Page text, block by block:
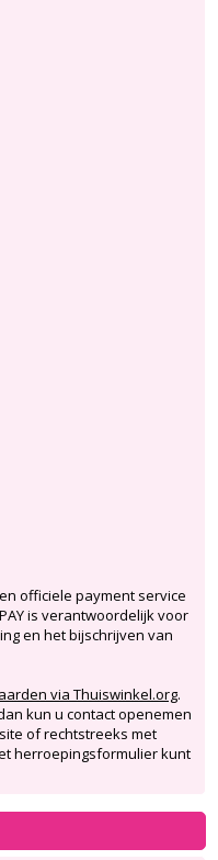
officiele payment service
is verantwoordelijk voor
en het bijschrijven van
via Thuiswinkel.org.
kun u contact openemen
of rechtstreeks met
herroepingsformulier kunt